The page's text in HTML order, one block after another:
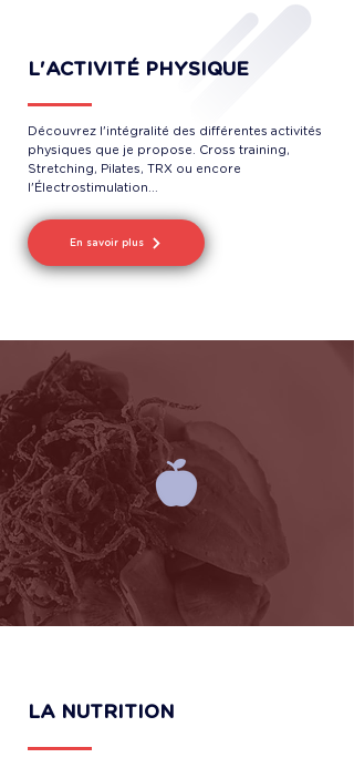
L'ACTIVITÉ PHYSIQUE
Découvrez l'intégralité des différentes activités
physiques que je propose. Cross training,
Stretching, Pilates, TRX ou encore
l'Électrostimulation...
En savoir plus
LA NUTRITION